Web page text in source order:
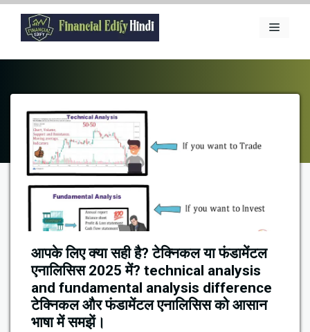
Skip
content
Menu
आपके लिए क्या सही है? टेक्निकल या फंडामेंटल
एनालिसिस 2025 में? technical analysis
and fundamental analysis difference
टेक्निकल और फंडामेंटल एनालिसिस को आसान
भाषा में समझें।